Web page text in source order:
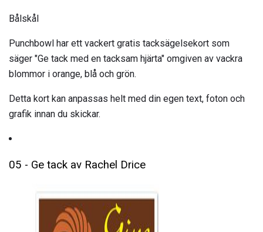
Bålskål
Punchbowl har ett vackert gratis tacksägelsekort som
säger "Ge tack med en tacksam hjärta" omgiven av vackra
blommor i orange, blå och grön.
Detta kort kan anpassas helt med din egen text, foton och
grafik innan du skickar.
05 - Ge tack av Rachel Drice